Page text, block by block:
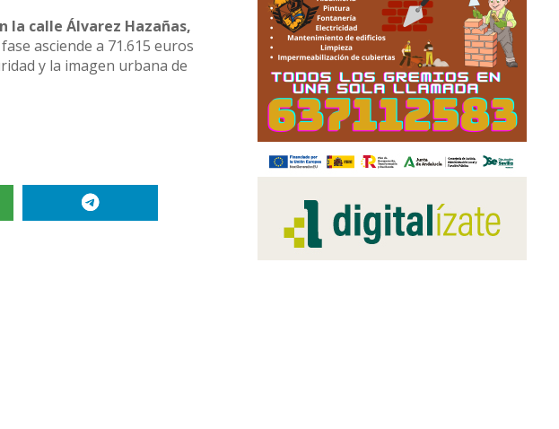
calle Álvarez Hazañas,
asciende a 71.615 euros
y la imagen urbana de